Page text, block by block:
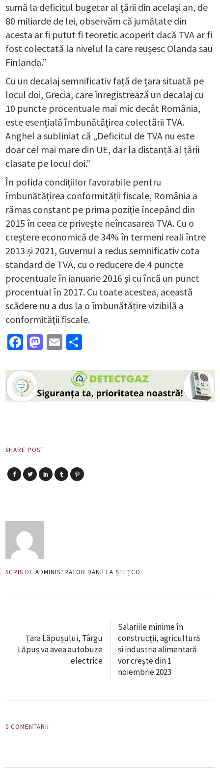
sumă la deficitul bugetar al țării din același an, de
80 miliarde de lei, observăm că jumătate din
acesta ar fi putut fi teoretic acoperit dacă TVA ar fi
fost colectată la nivelul la care reușesc Olanda sau
Finlanda.”
Cu un decalaj semnificativ față de țara situată pe
locul doi, Grecia, care înregistrează un decalaj cu
10 puncte procentuale mai mic decât România,
este esențială îmbunătățirea colectării TVA.
Anghel a subliniat că „Deficitul de TVA nu este
doar cel mai mare din UE, dar la distanță al țării
clasate pe locul doi.”
În pofida condițiilor favorabile pentru
îmbunătățirea conformității fiscale, România a
rămas constant pe prima poziție începând din
2015 în ceea ce privește neîncasarea TVA. Cu o
creștere economică de 34% în termeni reali între
2013 și 2021, Guvernul a redus semnificativ cota
standard de TVA, cu o reducere de 4 puncte
procentuale în ianuarie 2016 și cu încă un punct
procentual în 2017. Cu toate acestea, această
scădere nu a dus la o îmbunătățire vizibilă a
conformității fiscale.
Facebook
Mastodon
Email
SHARE POST
SCRIS DE ADMINISTRATOR DANIELA ȘTEȚCO
Țara Lăpușului, Târgu
Lăpuș va avea autobuze
electrice
Salariile minime în
construcții, agricultură
și industria alimentară
vor crește din 1
noiembrie 2023
0 COMENTARII